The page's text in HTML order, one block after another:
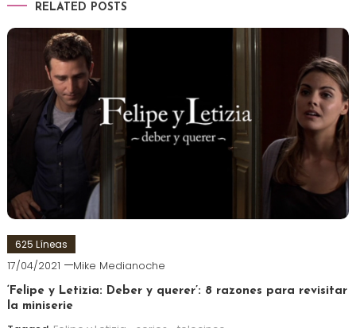
RELATED POSTS
625 Líneas
17/04/2021 Mike Medianoche
‘Felipe y Letizia: Deber y querer’: 8 razones para revisitar
la miniserie